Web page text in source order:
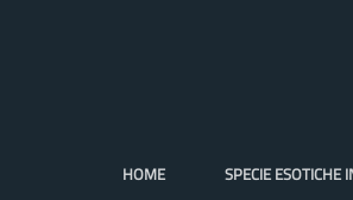
HOME SPECIE ESOTICHE